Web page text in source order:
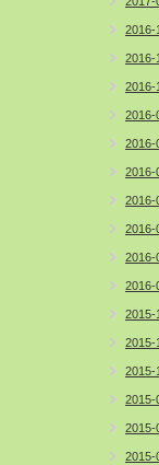
2016-
2016-
2016-
2016-
2016-
2016-
2016-
2016-
2016-
2016-
2015-
2015-
2015-
2015-
2015-
2015-